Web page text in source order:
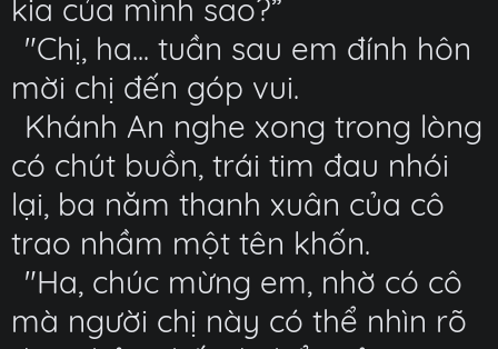
kia của mình sao?”
"Chị, ha... tuần sau em đính hôn
mời chị đến góp vui.
Khánh An nghe xong trong lòng
có chút buồn, trái tim đau nhói
lại, ba năm thanh xuân của cô
trao nhầm một tên khốn.
"Ha, chúc mừng em, nhờ có cô
mà người chị này có thể nhìn rõ